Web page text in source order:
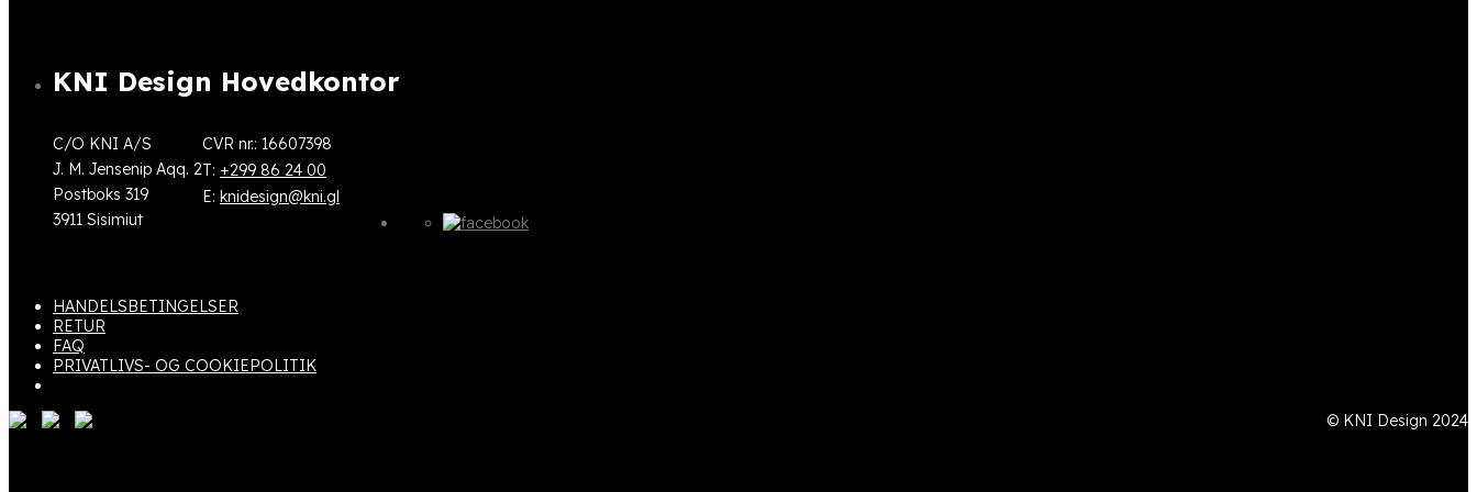
KNI Design Hovedkontor
C/O KNI A/S
J. M. Jensenip Aqq. 2
Postboks 319
3911 Sisimiut
CVR nr.: 16607398
T: +299 86 24 00
E: knidesign@kni.gl
HANDELSBETINGELSER
RETUR
FAQ
PRIVATLIVS- OG COOKIEPOLITIK
© KNI Design 2024